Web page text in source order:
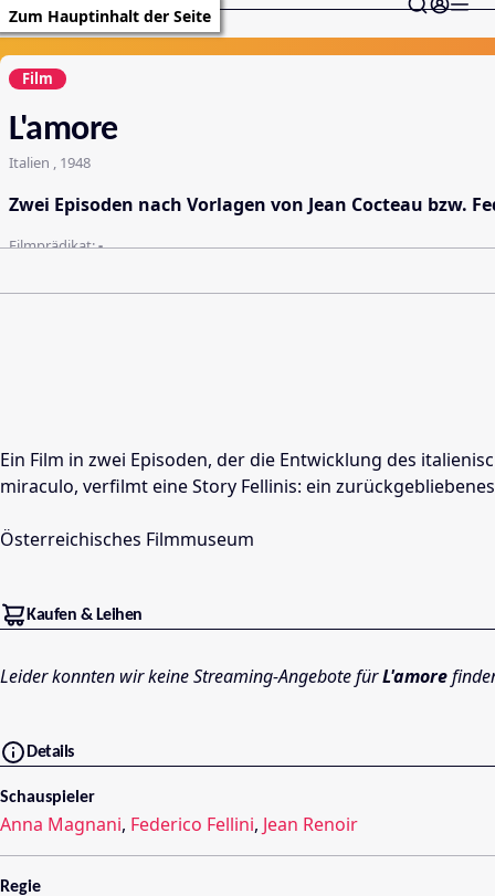
Zum Hauptinhalt der Seite
Film
L'amore
Italien , 1948
Zwei Episoden nach Vorlagen von Jean Cocteau bzw.
Filmprädikat:-
Ein Film in zwei Episoden, der die Entwicklung des
miraculo, verfilmt eine Story Fellinis: ein
Österreichisches Filmmuseum
Kaufen & Leihen
Leider konnten wir keine Streaming-Angebote fürL'amore
Details
Schauspieler
Anna Magnani, Federico Fellini, Jean Renoir
Regie